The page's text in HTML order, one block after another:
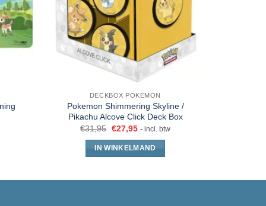
DECKBOX POKEMON
Pokemon Shimmering Skyline /
Pikachu Alcove Click Deck Box
€31,95 €27,95 - incl. btw
IN WINKELMAND